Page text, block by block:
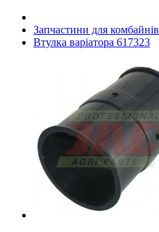
Запчастини для комбайнів
Втулка варіатора 617323